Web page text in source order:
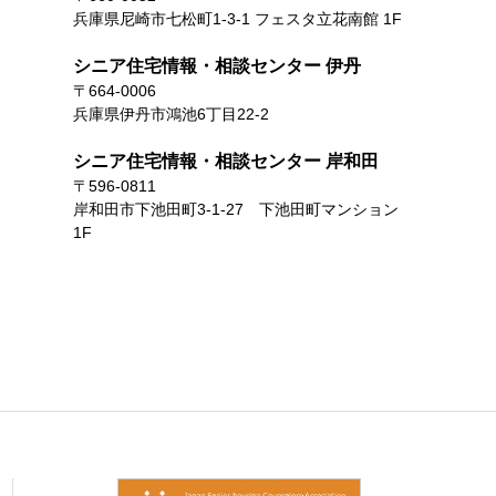
兵庫県尼崎市七松町1-3-1 フェスタ立花南館 1F
シニア住宅情報・相談センター 伊丹
〒664-0006
兵庫県伊丹市鴻池6丁目22-2
シニア住宅情報・相談センター 岸和田
〒596-0811
岸和田市下池田町3-1-27 下池田町マンション
1F